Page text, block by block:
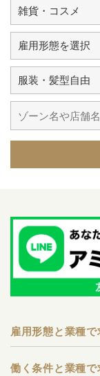
雇用形態と業種
働く条件と業種で